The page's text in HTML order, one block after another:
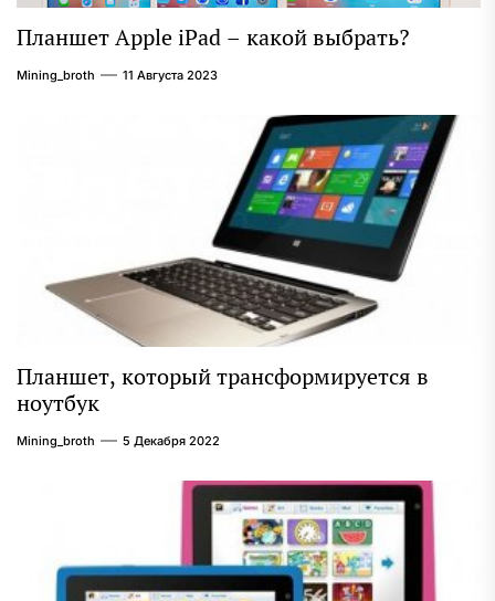
Планшет Apple iPad – какой выбрать?
Mining_broth 11 Августа 2023
Планшет, который трансформируется в
ноутбук
Mining_broth 5 Декабря 2022